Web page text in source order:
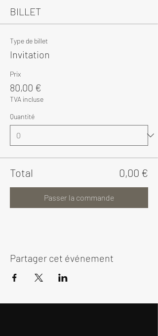
BILLET
Type de billet
Invitation
Prix
80,00 €
TVA incluse
Quantité
Total 0,00 €
Passer la commande
Partager cet événement